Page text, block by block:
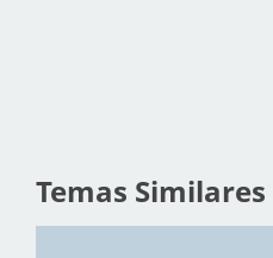
Temas Similares